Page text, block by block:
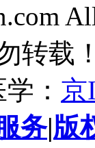
转载
： 京
务|版